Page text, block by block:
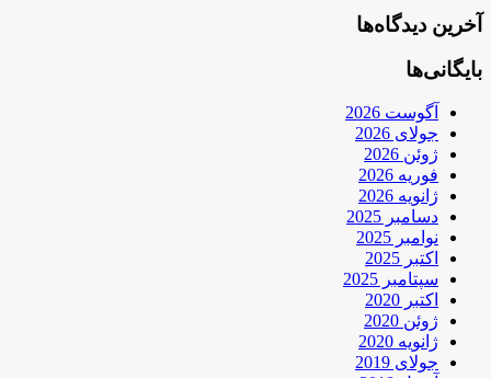
آخرین دیدگاه‌ها
بایگانی‌ها
آگوست 2026
جولای 2026
ژوئن 2026
فوریه 2026
ژانویه 2026
دسامبر 2025
نوامبر 2025
اکتبر 2025
سپتامبر 2025
اکتبر 2020
ژوئن 2020
ژانویه 2020
جولای 2019